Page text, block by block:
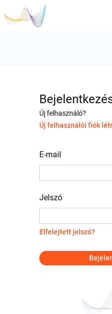
Új felhasználó?
Új felhasználói fiók
E-mail
Jelszó
Elfelejtett jelszó?